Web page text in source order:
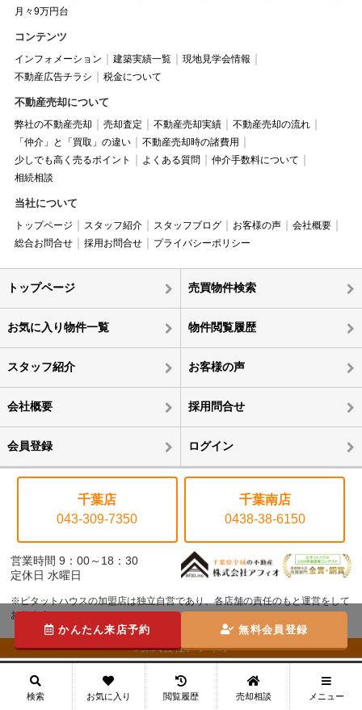
月々9万円台
コンテンツ
インフォメーション 建築実績一覧
現地見学会情報
不動産広告チラシ
税金について
不動産売却について
弊社の不動産売却 売却査定 不動産売却実績
不動産売却の流れ
「仲介」と「買取」の違い
不動産売却時の諸費用
少しでも高く売るポイント
よくある質問
仲介手数料について
相続相談
当社について
トップページ スタッフ紹介 スタッフブログ お客様の声
会社概要
総合お問合せ
採用お問合せ プライバシーポリシー
トップページ 売買物件検索
お気に入り物件一覧 物件閲覧履歴
スタッフ紹介 お客様の声
会社概要 採用問合せ
会員登録 ログイン
千葉店
043-309-7350
千葉南店
0438-38-6150
営業時間 9：00～18：30
定休日 水曜日
※ピタットハウスの加盟店は独立自営であり、各店舗の責任のもと運営をして
おります。
©株式会社アフィオ
かんたん来店予約 無料会員登録
検索 お気に入り 閲覧履歴 売却相談 メニュー